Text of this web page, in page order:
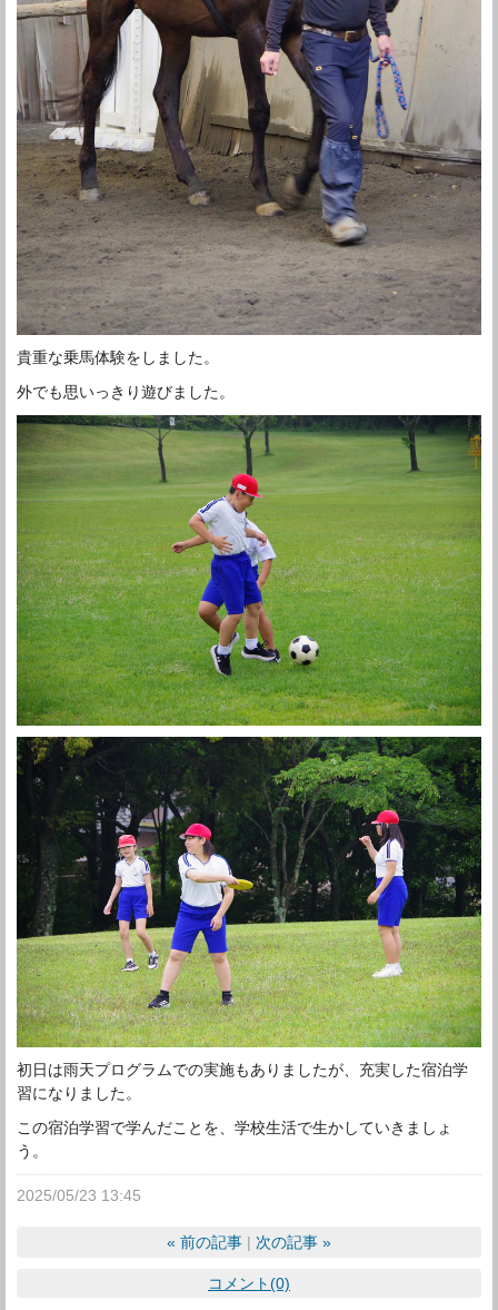
貴重な乗馬体験をしました。
外でも思いっきり遊びました。
初日は雨天プログラムでの実施もありましたが、充実した宿泊学
習になりました。
この宿泊学習で学んだことを、学校生活で生かしていきましょ
う。
2025/05/23 13:45
« 前の記事 次の記事 »
コメント(0)